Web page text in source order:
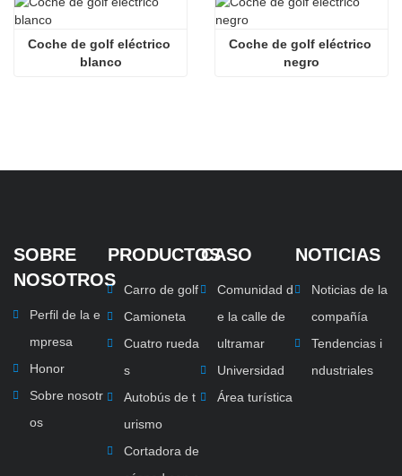
Coche de golf eléctrico
blanco
Coche de golf eléctrico
negro
SOBRE
NOSOTROS
Perfil de la e
mpresa
Honor
Sobre nosotr
os
PRODUCTOS
Carro de golf
Camioneta
Cuatro rueda
s
Autobús de t
urismo
Cortadora de
CASO
Comunidad d
e la calle de
ultramar
Universidad
Área turística
NOTICIAS
Noticias de la
compañía
Tendencias i
ndustriales